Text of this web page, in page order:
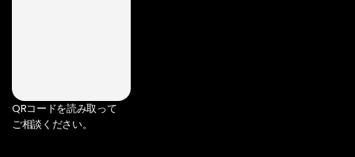
QRコードを読み取って
ご相談ください。